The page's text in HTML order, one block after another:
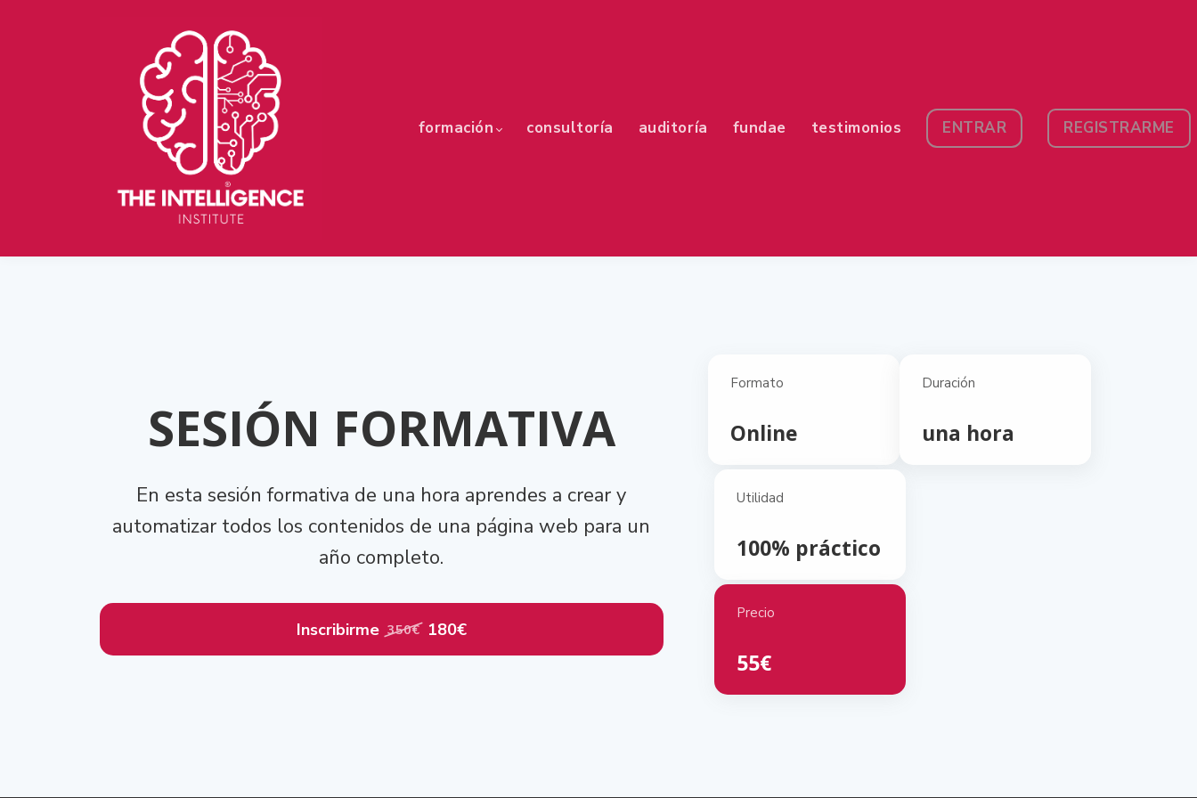
formación consultoría auditoría fundae testimonios ENTRAR REGISTRARME
SESIÓN FORMATIVA
En esta sesión formativa de una hora aprendes a crear y
automatizar todos los contenidos de una página web para un
año completo.
Inscribirme 350€ 180€
Formato
Online
Duración
una hora
Utilidad
100% práctico
Precio
55€